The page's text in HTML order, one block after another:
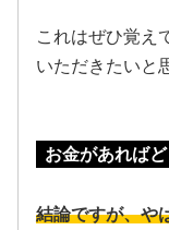
これはぜひ覚え
いただきたいと
お金があれば
結論ですが、や